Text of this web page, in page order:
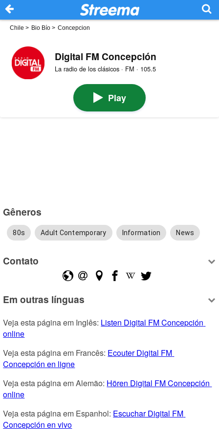
Chile > Bio Bío > Concepcion
Digital FM Concepción
La radio de los clásicos · FM · 105.5
Play
Gêneros
80s Adult Contemporary Information News
Contato
Em outras línguas
Veja esta página em Inglês: Listen Digital FM Concepción
online
Veja esta página em Francês: Ecouter Digital FM
Concepción en ligne
Veja esta página em Alemão: Hören Digital FM Concepción
online
Veja esta página em Espanhol: Escuchar Digital FM
Concepción en vivo